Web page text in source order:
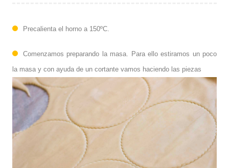
Precalienta el horno a 150ºC.
Comenzamos preparando la masa. Para ello estiramos un poco
la masa y con ayuda de un cortante vamos haciendo las piezas